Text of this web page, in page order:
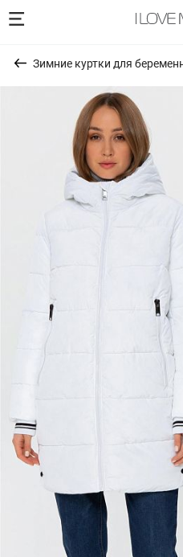
Зимние куртки для